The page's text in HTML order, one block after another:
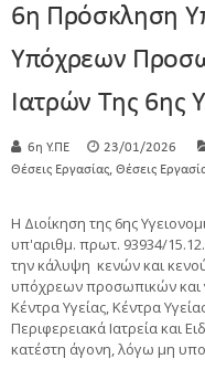
6η Πρόσκληση
Υπόχρεων
Ιατρών Της 6ης
6η Υ.ΠΕ 23/01/2026
Θέσεις Εργασίας Θέσεις
Η Διοίκηση της 6ης
υπ'αριθμ. πρωτ. 93934/
την κάλυψη κενών και
υπόχρεων προσωπικών και
Κέντρα Υγείας, Κέντρα
Περιφερειακά Ιατρεία και
κατέστη άγονη, λόγω μη